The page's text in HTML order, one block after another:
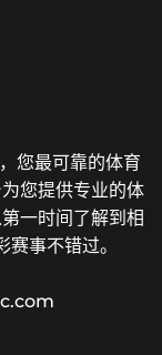
您最可靠的体育
您提供专业的体
一时间了解到相
事不错过。